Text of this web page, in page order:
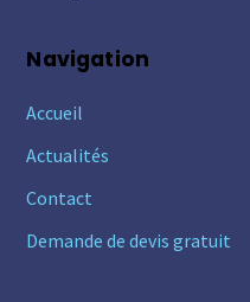
Navigation
Accueil
Actualités
Contact
Demande de devis gratuit